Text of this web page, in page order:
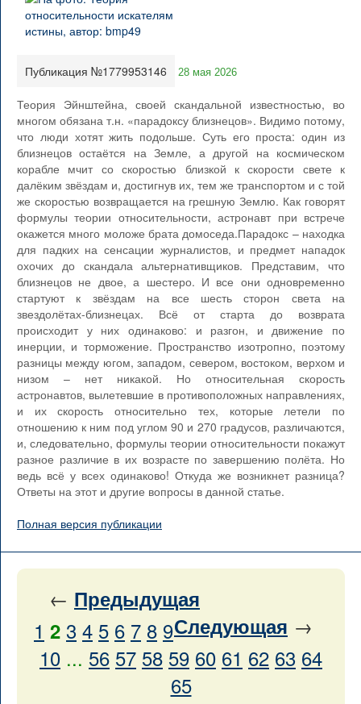
Публикация №1779953146 28 мая 2026
Теория Эйнштейна, своей скандальной известностью, во
многом обязана т.н. «парадоксу близнецов». Видимо потому,
что люди хотят жить подольше. Суть его проста: один из
близнецов остаётся на Земле, а другой на космическом
корабле мчит со скоростью близкой к скорости свете к
далёким звёздам и, достигнув их, тем же транспортом и с той
же скоростью возвращается на грешную Землю. Как говорят
формулы теории относительности, астронавт при встрече
окажется много моложе брата домоседа.Парадокс – находка
для падких на сенсации журналистов, и предмет нападок
охочих до скандала альтернативщиков. Представим, что
близнецов не двое, а шестеро. И все они одновременно
стартуют к звёздам на все шесть сторон света на
звездолётах-близнецах. Всё от старта до возврата
происходит у них одинаково: и разгон, и движение по
инерции, и торможение. Пространство изотропно, поэтому
разницы между югом, западом, севером, востоком, верхом и
низом – нет никакой. Но относительная скорость
астронавтов, вылетевшие в противоположных направлениях,
и их скорость относительно тех, которые летели по
отношению к ним под углом 90 и 270 градусов, различаются,
и, следовательно, формулы теории относительности покажут
разное различие в их возрасте по завершению полёта. Но
ведь всё у всех одинаково! Откуда же возникнет разница?
Ответы на этот и другие вопросы в данной статье.
Полная версия публикации
← Предыдущая
Следующая →
1 2 3 4 5 6 7 8 9
10 ... 56 57 58 59 60 61 62 63 64
65